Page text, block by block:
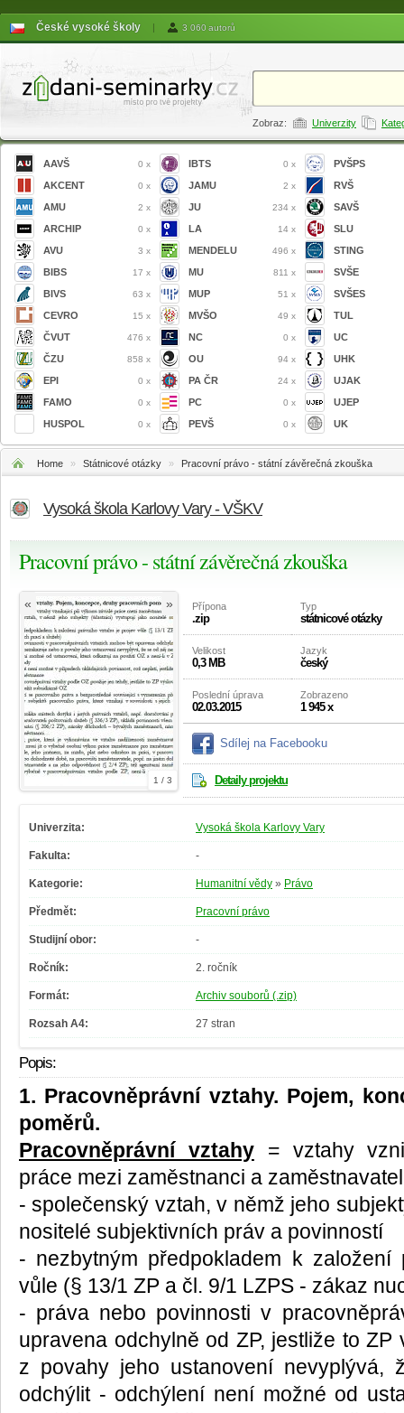
České vysoké školy | 3 060 autorů
Zobraz: Univerzity
AAVŠ 0 x
AKCENT 0 x
AMU 2 x
ARCHIP 0 x
AVU 3 x
BIBS 17 x
BIVS 63 x
CEVRO 15 x
ČVUT 476 x
ČZU 858 x
EPI 0 x
FAMO 0 x
HUSPOL 0 x
IBTS 0 x
JAMU 2 x
JU 234 x
LA 14 x
MENDELU 496 x
MU 811 x
MUP 51 x
MVŠO 49 x
NC 0 x
OU 94 x
PA ČR 24 x
PC 0 x
PEVŠ 0 x
PVŠPS
RVŠ
SAVŠ
SLU
STING
SVŠE
SVŠES
TUL
UC
UHK
UJAK
UJEP
UK
Home » Státnicové otázky » Pracovní právo - státní závěrečná zkouška
Vysoká škola Karlovy Vary - VŠKV
Pracovní právo - státní závěrečná zkouška
1 / 3
« » Přípona
.zip
Typ
státnicové otázky
Velikost
0,3 MB
Jazyk
český
Poslední úprava
02.03.2015
Zobrazeno
1 945 x
Sdílej na Facebooku
Detaily projektu
Univerzita: Vysoká škola Karlovy Vary
Fakulta: -
Kategorie: Humanitní vědy » Právo
Předmět: Pracovní právo
Studijní obor: -
Ročník: 2. ročník
Formát: Archiv souborů (.zip)
Rozsah A4: 27 stran
Popis:
1. Pracovněprávní vztahy. Pojem,
poměrů.
Pracovněprávní vztahy= vztahy
práce mezi zaměstnanci a
- společenský vztah, v němž jeho
nositelé subjektivních práv a povinností
- nezbytným předpokladem k
vůle (§ 13/1 ZP a čl. 9/1 LZPS - zákaz
- práva nebo povinnosti v
upravena odchylně od ZP, jestliže to
z povahy jeho ustanovení
odchýlit - odchýlení není možné od